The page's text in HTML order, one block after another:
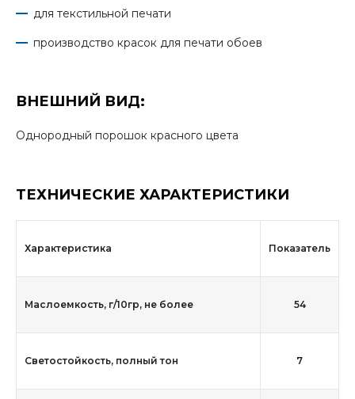
для текстильной печати
производство красок для печати обоев
ВНЕШНИЙ ВИД:
Однородный порошок красного цвета
ТЕХНИЧЕСКИЕ ХАРАКТЕРИСТИКИ
Характеристика Показатель
Маслоемкость, г/10гр, не более 54
Светостойкость, полный тон 7